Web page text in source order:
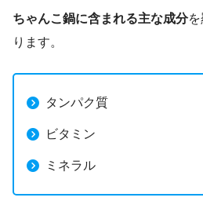
ちゃんこ鍋に含まれる主な成分を
ります。
タンパク質
ビタミン
ミネラル